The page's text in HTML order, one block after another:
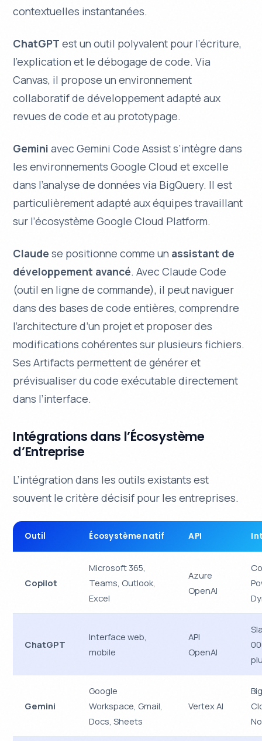
contextuelles instantanées.
ChatGPT est un outil polyvalent pour l’écriture,
l’explication et le débogage de code. Via
Canvas, il propose un environnement
collaboratif de développement adapté aux
revues de code et au prototypage.
Gemini avecGemini Code Assists’intègre dans
les environnements Google Cloud et excelle
dans l’analyse de données via BigQuery. Il est
particulièrement adapté aux équipes travaillant
sur l’écosystème Google Cloud Platform.
Claude se positionne comme un assistant de
développement avancé. AvecClaude Code
(outil en ligne de commande), il peut naviguer
dans des bases de code entières, comprendre
l’architecture d’un projet et proposer des
modifications cohérentes sur plusieurs fichiers.
SesArtifacts permettent de générer et
prévisualiser du code exécutable directement
dans l’interface.
Intégrations dans l’Écosystème
d’Entreprise
L’intégration dans les outils existants est
souvent le critère décisif pour les entreprises.
Outil Écosystème natif API
Copilot
Microsoft 365,
Teams, Outlook,
Excel
Azure
OpenAI
ChatGPT
Interface web,
mobile
API
OpenAI
Gemini
Google
Workspace, Gmail,
Docs, Sheets
Vertex AI